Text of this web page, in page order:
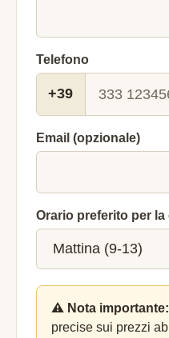
Telefono
+39
Email (opzionale)
Orario preferito per la
⚠️ Nota importante:
precise sui prezzi